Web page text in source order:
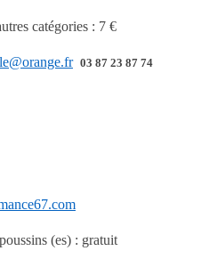
catégories : 7 €
03 87 23 87 74
(es) : gratuit